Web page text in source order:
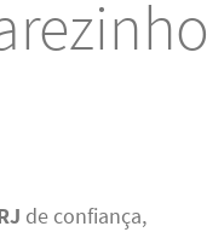
de confiança,